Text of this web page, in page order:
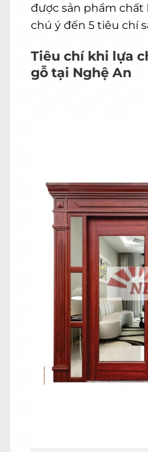
được sản phẩm chất
chú ý đến 5 tiêu chí
Tiêu chí khi lựa
gỗ tại Nghệ An